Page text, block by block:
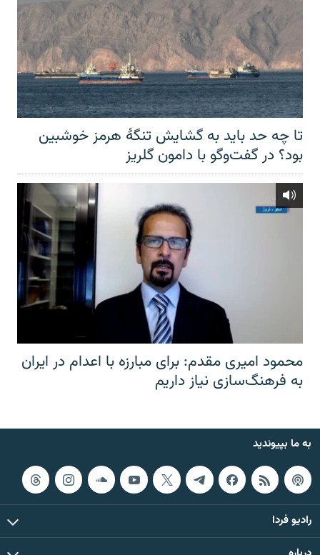
تا چه حد باید به گشایش تنگهٔ هرمز خوشبین
بود؟ در گفت‌وگو با دامون گلریز
محمود امیری مقدم: برای مبارزه با اعدام در ایران
به فرهنگ‌سازی نیاز داریم
به ما بپیوندید
رادیو فردا